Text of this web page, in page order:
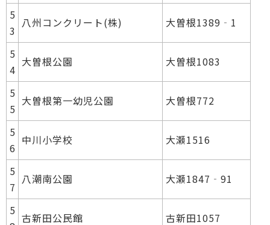
5
3
八州コンクリート(株) 大曽根1389‐1
5
4
大曽根公園 大曽根1083
5
5
大曽根第一幼児公園 大曽根772
5
6
中川小学校 大瀬1516
5
7
八潮南公園 大瀬1847‐91
5
古新田公民館 古新田1057